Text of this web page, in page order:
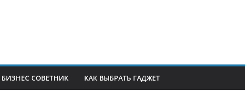
БИЗНЕС СОВЕТНИК КАК ВЫБРАТЬ ГАДЖЕТ